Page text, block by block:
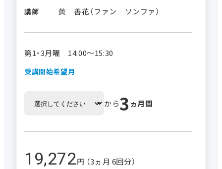
講師 黄 善花（ファン ソンファ）
第1・3月曜 14:00～15:30
受講開始希望月
から3 ヵ月間
19,272円 （3ヵ月 6回分）